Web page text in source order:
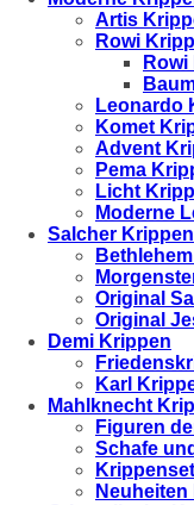
Artis
Rowi
Leonardo
Komet
Advent
Pema
Licht
Moderne
Salcher Krippen
Original
Original
Demi Krippen
Karl
Mahlknecht
Figuren
Schafe